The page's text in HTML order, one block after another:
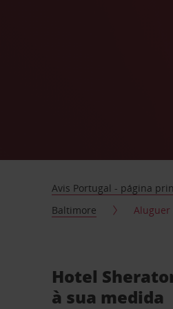
Avis Portugal - página
Baltimore
Aluguer
Hotel
à sua medida